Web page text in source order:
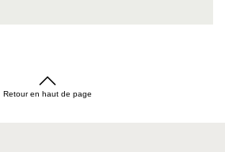
Retour en haut de page